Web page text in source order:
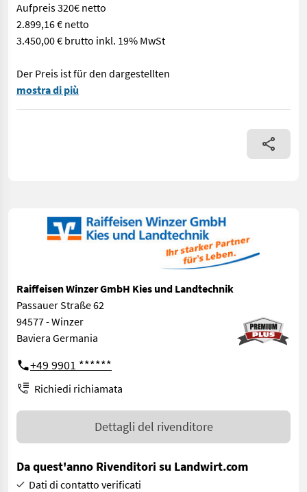
Aufpreis 320€ netto
2.899,16 € netto
3.450,00 € brutto inkl. 19% MwSt
Der Preis ist für den dargestellten
KRPAN Rückezange KL 1500 FF mit 45 kN Endlos Rotator
mostra di più
Raiffeisen Winzer GmbH Kies und Landtechnik
Passauer Straße 62
94577 - Winzer
Baviera Germania
+49 9901 ******
Richiedi richiamata
Dettagli del rivenditore
Da quest'anno Rivenditori su Landwirt.com
Dati di contatto verificati